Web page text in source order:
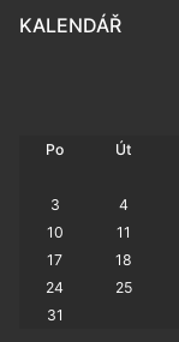
KALENDÁŘ
Po Út
3
4
10
11
17
18
24
25
31